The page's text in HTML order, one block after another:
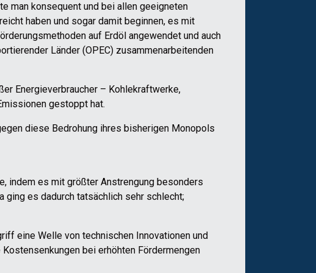
man konsequent und bei allen geeigneten
haben und sogar damit beginnen, es mit
auf Erdöl angewendet und auch
Länder (OPEC) zusammenarbeitenden
Energieverbraucher – Kohlekraftwerke,
gestoppt hat.
diese Bedrohung ihres bisherigen Monopols
indem es mit größter Anstrengung besonders
ging es dadurch tatsächlich sehr schlecht;
eine Welle von technischen Innovationen und
bei erhöhten Fördermengen